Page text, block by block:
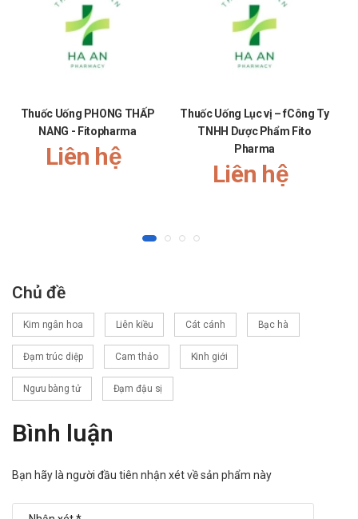
Thuốc Uống PHONG THẤP
NANG - Fitopharma
Liên hệ
Thuốc Uống Lục vị – fCông Ty
TNHH Dược Phẩm Fito
Pharma
Liên hệ
Chủ đề
Kim ngân hoa Liên kiều Cát cánh Bạc hà
Đạm trúc diệp Cam thảo Kinh giới
Ngưu bàng tử Đạm đậu sị
Bình luận
Bạn hãy là người đầu tiên nhận xét về sản phẩm này